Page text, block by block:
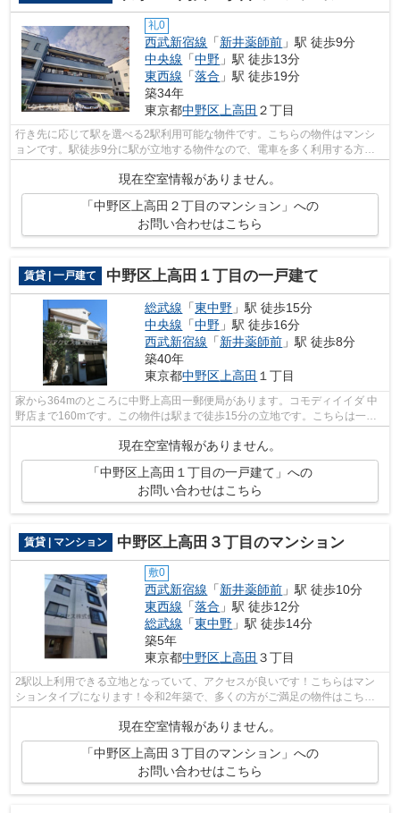
礼0
西武新宿線 「新井薬師前 」駅 徒歩9分
中央線 「中野 」駅 徒歩13分
東西線 「落合 」駅 徒歩19分
築34年
東京都中野区 上高田 ２丁目
行き先に応じて駅を選べる2駅利用可能な物件です。こちらの物件はマンシ
ョンです。駅徒歩9分に駅が立地する物件なので、電車を多く利用する方に
現在空室情報がありません。
「中野区上高田２丁目のマンション」への
お問い合わせはこちら
賃貸 | 一戸建て 中野区上高田１丁目の一戸建て
総武線 「東中野 」駅 徒歩15分
中央線 「中野 」駅 徒歩16分
西武新宿線 「新井薬師前 」駅 徒歩8分
築40年
東京都中野区上高田 １丁目
家から364mのところに中野上高田一郵便局があります。コモディイイダ 中
野店まで160mです。この物件は駅まで徒歩15分の立地です。こちらは一戸
建ての物件です。中野区エリアの様々な賃...
現在空室情報がありません。
「中野区上高田１丁目の一戸建て」への
お問い合わせはこちら
賃貸 | マンション 中野区上高田３丁目のマンション
敷0
西武新宿線 「新井薬師前 」駅 徒歩10分
東西線 「落合 」駅 徒歩12分
総武線 「東中野 」駅 徒歩14分
築5年
東京都中野区上高田 ３丁目
2駅以上利用できる立地となっていて、アクセスが良いです！こちらはマン
ションタイプになります！令和2年築で、多くの方がご満足の物件はこちら
現在空室情報がありません。
「中野区上高田３丁目のマンション」への
お問い合わせはこちら